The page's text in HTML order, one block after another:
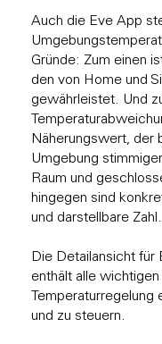
Auch die Eve App
Gründe: Zum einen
den von Home und
gewährleistet. Und
Näherungswert, der
Umgebung
Raum und
hingegen sind
und darstellbare Zahl.
Die Detailansicht für
enthält alle
Temperaturregelung
und zu steuern.